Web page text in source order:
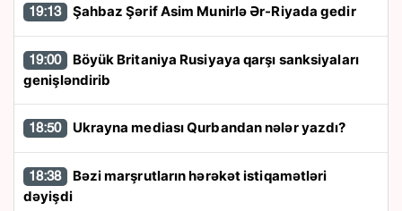
19:13 Şahbaz Şərif Asim Munirlə Ər-Riyada gedir
19:00
genişləndirib
18:50 Ukrayna mediası Qurbandan nələr yazdı?
18:38
dəyişdi